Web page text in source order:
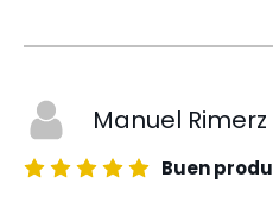
Manuel Rimerz
Buen